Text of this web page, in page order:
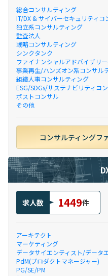
総合コンサルティング
IT/DX & サイバーセキュリティコ
独立系コンサルティング
監査法人
戦略コンサルティング
シンクタンク
ファイナンシャルアドバイザリー
事業再生/ハンズオン系コンサル
組織人事コンサルティング
ESG/SDGs/サステナビリティコ
ポストコンサル
その他
コンサルティングフ
求人数 1449件
アーキテクト
マーケティング
データサイエンティスト/データ
PdM(プロダクトマネージャー)
PG/SE/PM